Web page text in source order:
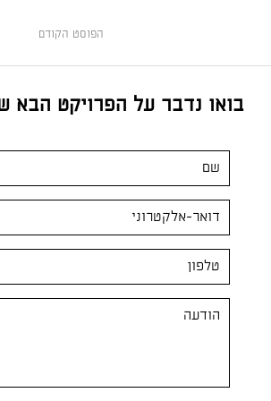
הפוסט הקודם
בואו נדבר על הפרויקט הבא